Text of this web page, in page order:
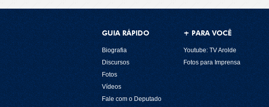
GUIA RÁPIDO
Biografia
Discursos
Fotos
Vídeos
Fale com o Deputado
+ PARA VOCÊ
Youtube: TV Arolde
Fotos para Imprensa